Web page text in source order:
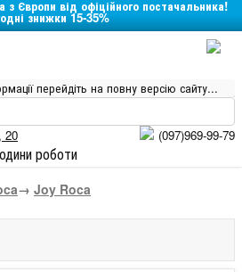
Європи від офіційного постачальника!
знижки 15-35%
перейдіть на повну версію сайту...
20 (097)969-99-79
роботи
→ Joy Roca